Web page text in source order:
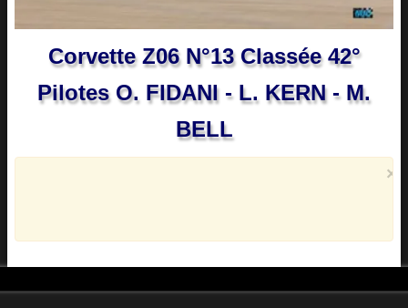
Corvette Z06 N°13 Classée 42°
Pilotes O. FIDANI - L. KERN - M.
BELL
×